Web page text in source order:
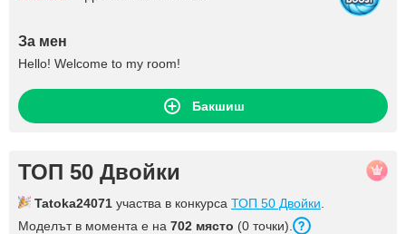
За мен
Hello! Welcome to my room!
Бакшиш
ТОП 50 Двойки
Tatoka24071 участва в конкурса ТОП 50 Двойки
Моделът в момента е на 702 място (0 точки).